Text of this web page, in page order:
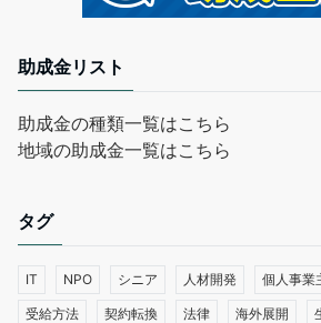
助成金リスト
助成金の種類一覧はこちら
地域の助成金一覧はこちら
タグ
IT NPO シニア 人材開発 個人事業
受給方法 契約転換 法律 海外展開